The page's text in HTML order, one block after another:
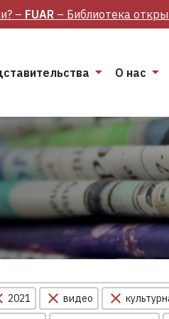
– FUAR – Библиотека
О нас
2021 видео